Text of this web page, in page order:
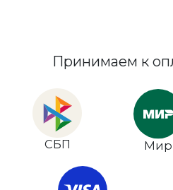
Принимаем к
СБП Мир